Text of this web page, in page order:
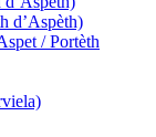
d’Aspèth)
/ Portèth